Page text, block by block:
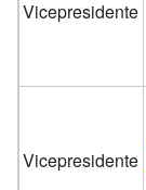
Vicepresidente
Vicepresidente